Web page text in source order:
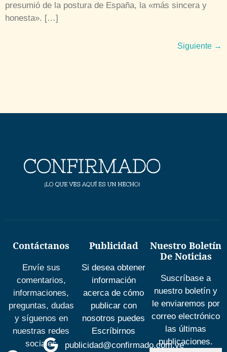
presumió de la postura de España, la «más sincera y
honesta». […]
Siguiente →
Contáctanos
Envíe sus
comentarios,
informaciones,
preguntas, dudas
y síguenos en
nuestras redes
sociales
Publicidad
Si desea obtener
información
acerca de cómo
publicar con
nosotros puedes
Escríbirnos
publicidad@confirmado.com.ve
Nuestro Boletín
De Noticias
Suscríbase a
nuestro boletín y
le enviaremos por
correo electrónico
las últimas
publicaciones.